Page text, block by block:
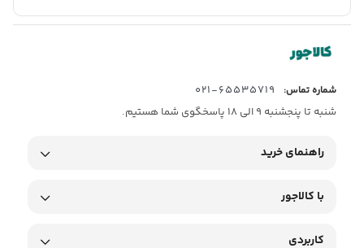
شماره تماس:
65535719-021
شنبه تا پنجشنبه 9 الی 18 پاسخگوی شما هستیم.
راهنمای خرید
با کالاجور
کاربردی